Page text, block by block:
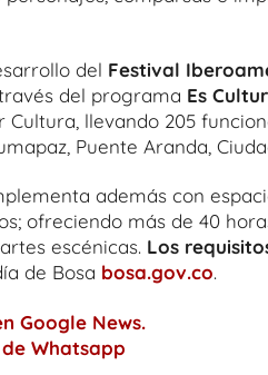
del Festival
del programa Es
llevando 205
Puente Aranda,
además con
ofreciendo más de 40
escénicas. Los
de Bosa bosa.gov.co.
Google News.
Whatsapp